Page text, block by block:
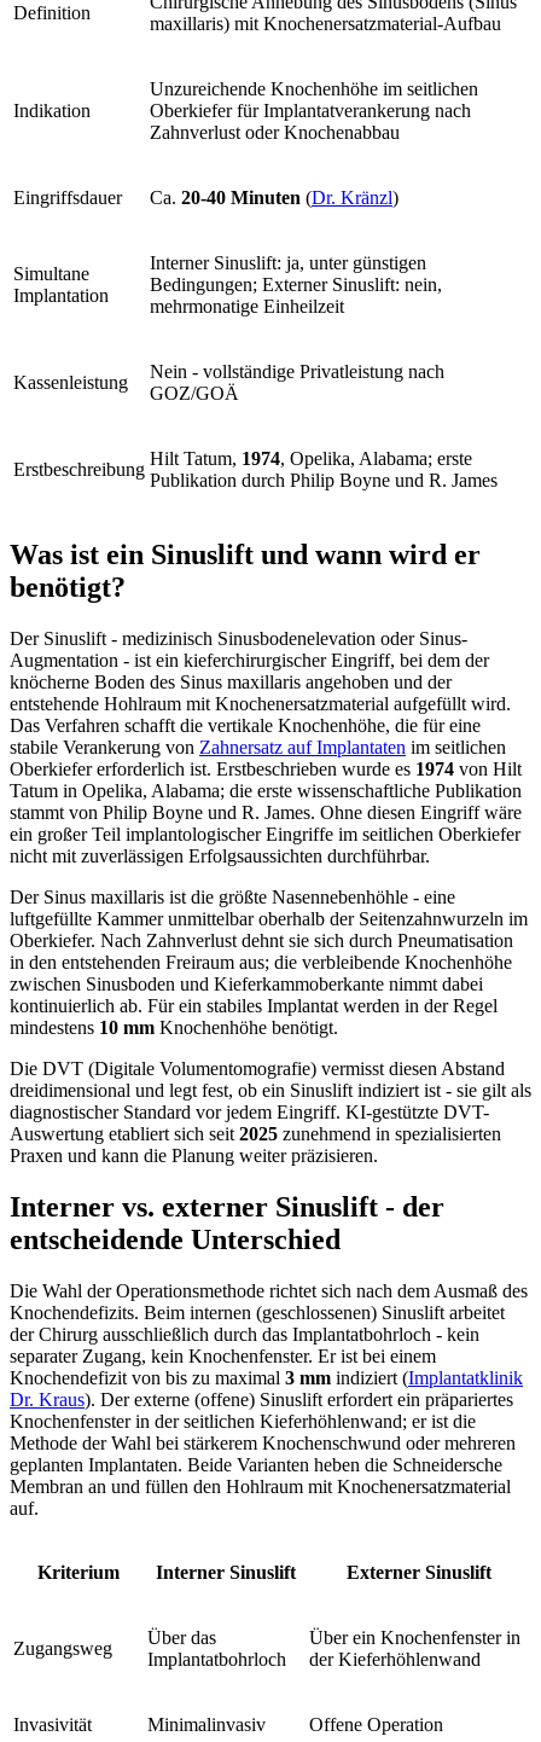
Definition
maxillaris) mit Knochenersatzmaterial-Aufbau
Indikation
Unzureichende Knochenhöhe im seitlichen
Oberkiefer für Implantatverankerung nach
Zahnverlust oder Knochenabbau
Eingriffsdauer Ca. 20-40 Minuten (Dr. Kränzl)
Simultane
Implantation
Interner Sinuslift: ja, unter günstigen
Bedingungen; Externer Sinuslift: nein,
mehrmonatige Einheilzeit
Kassenleistung
Nein - vollständige Privatleistung nach
GOZ/GOÄ
Erstbeschreibung
Hilt Tatum, 1974, Opelika, Alabama; erste
Publikation durch Philip Boyne und R. James
Was ist ein Sinuslift und wann wird er
benötigt?
Der Sinuslift - medizinisch Sinusbodenelevation oder Sinus-
Augmentation - ist ein kieferchirurgischer Eingriff, bei dem der
knöcherne Boden des Sinus maxillaris angehoben und der
entstehende Hohlraum mit Knochenersatzmaterial aufgefüllt wird.
Das Verfahren schafft die vertikale Knochenhöhe, die für eine
stabile Verankerung von Zahnersatz auf Implantaten im seitlichen
Oberkiefer erforderlich ist. Erstbeschrieben wurde es 1974 von Hilt
Tatum in Opelika, Alabama; die erste wissenschaftliche Publikation
stammt von Philip Boyne und R. James. Ohne diesen Eingriff wäre
ein großer Teil implantologischer Eingriffe im seitlichen Oberkiefer
nicht mit zuverlässigen Erfolgsaussichten durchführbar.
Der Sinus maxillaris ist die größte Nasennebenhöhle - eine
luftgefüllte Kammer unmittelbar oberhalb der Seitenzahnwurzeln im
Oberkiefer. Nach Zahnverlust dehnt sie sich durch Pneumatisation
in den entstehenden Freiraum aus; die verbleibende Knochenhöhe
zwischen Sinusboden und Kieferkammoberkante nimmt dabei
kontinuierlich ab. Für ein stabiles Implantat werden in der Regel
mindestens 10 mm Knochenhöhe benötigt.
Die DVT (Digitale Volumentomografie) vermisst diesen Abstand
dreidimensional und legt fest, ob ein Sinuslift indiziert ist - sie gilt als
diagnostischer Standard vor jedem Eingriff. KI-gestützte DVT-
Auswertung etabliert sich seit 2025 zunehmend in spezialisierten
Praxen und kann die Planung weiter präzisieren.
Interner vs. externer Sinuslift - der
entscheidende Unterschied
Die Wahl der Operationsmethode richtet sich nach dem Ausmaß des
Knochendefizits. Beim internen (geschlossenen) Sinuslift arbeitet
der Chirurg ausschließlich durch das Implantatbohrloch - kein
separater Zugang, kein Knochenfenster. Er ist bei einem
Knochendefizit von bis zu maximal 3 mm indiziert (Implantatklinik
Dr. Kraus). Der externe (offene) Sinuslift erfordert ein präpariertes
Knochenfenster in der seitlichen Kieferhöhlenwand; er ist die
Methode der Wahl bei stärkerem Knochenschwund oder mehreren
geplanten Implantaten. Beide Varianten heben die Schneidersche
Membran an und füllen den Hohlraum mit Knochenersatzmaterial
auf.
Kriterium Interner Sinuslift Externer Sinuslift
Zugangsweg
Über das
Implantatbohrloch
Über ein Knochenfenster in
der Kieferhöhlenwand
Invasivität Minimalinvasiv Offene Operation